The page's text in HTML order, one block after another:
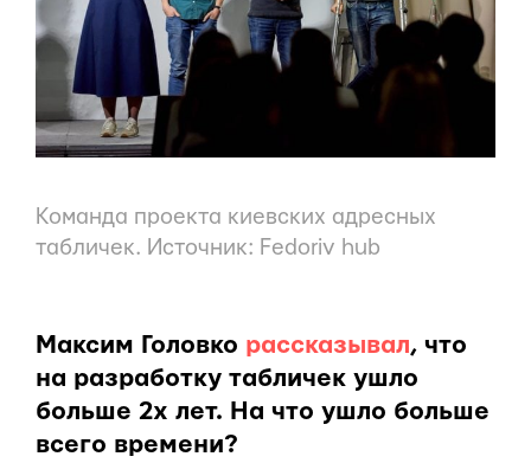
Команда проекта киевских адресных
табличек. Источник: Fedoriv hub
Максим Головко рассказывал, что
на разработку табличек ушло
больше 2х лет. На что ушло больше
всего времени?